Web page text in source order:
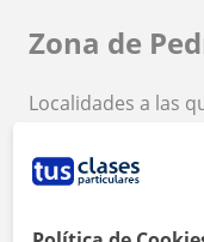
Zona de
Localidades a las
Pinto